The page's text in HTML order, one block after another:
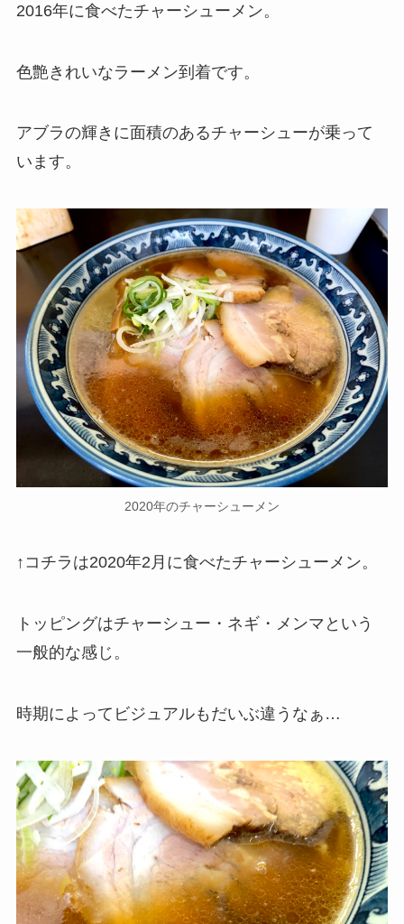
2016年に食べたチャーシューメン。
色艶きれいなラーメン到着です。
アブラの輝きに面積のあるチャーシューが乗って
います。
2020年のチャーシューメン
↑コチラは2020年2月に食べたチャーシューメン。
トッピングはチャーシュー・ネギ・メンマという
一般的な感じ。
時期によってビジュアルもだいぶ違うなぁ…